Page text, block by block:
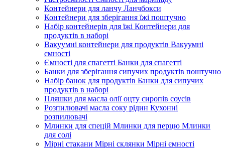
Контейнери для ланчу Ланчбокси
Контейнери для зберігання їжі поштучно
Набір контейнерів для їжі Контейнери для
продуктів в наборі
Вакуумні контейнери для продуктів Вакуумні
ємності
Ємності для спагетті Банки для спагетті
Банки для зберігання сипучих продуктів поштучно
Набір банок для продуктів Банки для сипучих
продуктів в наборі
Пляшки для масла олії оцту сиропів соусів
Розпилювачі масла соку рідин Кухонні
розпилювачі
Млинки для спецій Млинки для перцю Млинки
для солі
Мірні стакани Мірні склянки Мірні ємності